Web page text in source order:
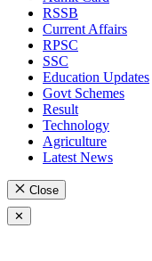
RSSB
Current Affairs
RPSC
SSC
Education Updates
Govt Schemes
Result
Technology
Agriculture
Latest News
Close
✕